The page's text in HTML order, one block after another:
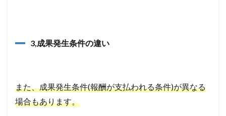
3,成果発生条件の違い
また、成果発生条件(報酬が支払われる条件)が異なる
場合もあります。